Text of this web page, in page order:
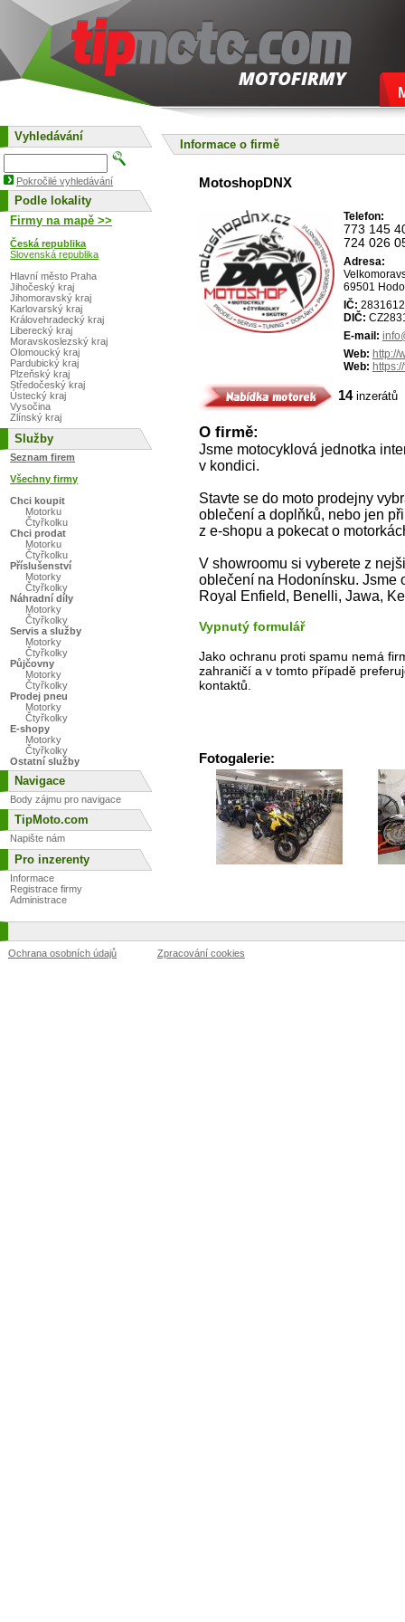
Informace o firmě
MotoshopDNX
Telefon:
773 145
724 026
Adresa:
69501
IČ:
DIČ:
E-mail:
Web: http://
Web:
14inzerátů
O firmě:
Jsme motocyklová jednotka
v kondici.
Stavte se do moto prodejny
oblečení a doplňků, nebo jen
z e-shopu a pokecat o
V showroomu si vyberete z
oblečení na Hodonínsku. Jsme
Royal Enfield, Benelli, Jawa,
Vypnutý formulář
Jako ochranu proti spamu nemá
zahraničí a v tomto případě
kontaktů.
Fotogalerie:
Vyhledávání
Pokročilé vyhledávání
Podle lokality
Firmy na mapě >>
Česká republika
Slovenská republika
Hlavní město Praha
Jihočeský kraj
Jihomoravský kraj
Karlovarský kraj
Královehradecký kraj
Liberecký kraj
Moravskoslezský kraj
Olomoucký kraj
Pardubický kraj
Plzeňský kraj
Středočeský kraj
Ústecký kraj
Vysočina
Zlínský kraj
Služby
Seznam firem
Všechny firmy
Chci koupit
Motorku
Čtyřkolku
Chci prodat
Motorku
Čtyřkolku
Příslušenství
Motorky
Čtyřkolky
Náhradní díly
Motorky
Čtyřkolky
Servis a služby
Motorky
Čtyřkolky
Půjčovny
Motorky
Čtyřkolky
Prodej pneu
Motorky
Čtyřkolky
E-shopy
Motorky
Čtyřkolky
Ostatní služby
Navigace
Body zájmu pro navigace
TipMoto.com
Napište nám
Pro inzerenty
Informace
Registrace firmy
Administrace
Ochrana osobních údajů Zpracování cookies